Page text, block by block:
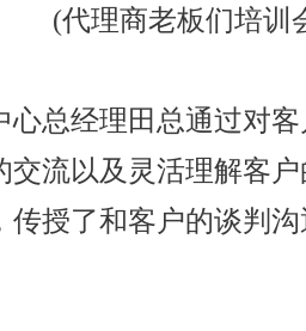
(代理商老板们培训
总经理田总通过对客
交流以及灵活理解客
传授了和客户的谈判